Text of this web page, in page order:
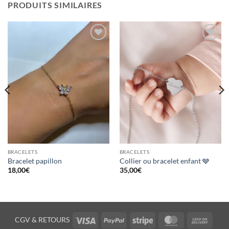
PRODUITS SIMILAIRES
BRACELETS
Bracelet papillon
18,00€
Ajouter
à la
wishlist
BRACELETS
Collier ou bracelet enfant 🩶
35,00€
CGV& RETOURS Visa PayPal Stripe MasterCard